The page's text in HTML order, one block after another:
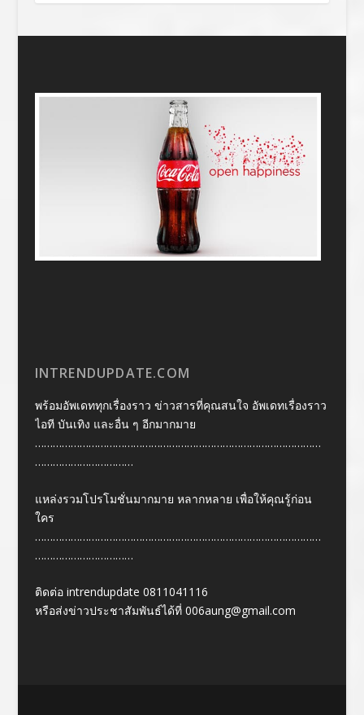
INTRENDUPDATE.COM
พร้อมอัพเดททุกเรื่องราว ข่าวสารที่คุณสนใจ อัพเดทเรื่องราว
ไอที บันเทิง และอื่น ๆ อีกมากมาย
……………………………………………………………………………………
……………………………
แหล่งรวมโปรโมชั่นมากมาย หลากหลาย เพื่อให้คุณรู้ก่อน
ใคร
……………………………………………………………………………………
……………………………
ติดต่อ intrendupdate 0811041116
หรือส่งข่าวประชาสัมพันธ์ได้ที่ 006aung@gmail.com